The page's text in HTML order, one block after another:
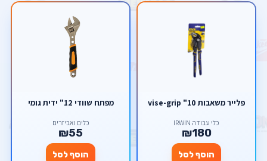
פלייר משאבות 10" vise-grip
כלי עבודה IRWIN
₪180
הוסף לסל
מפתח שוודי 12" ידית גומי
כלים ואביזרים
₪55
הוסף לסל